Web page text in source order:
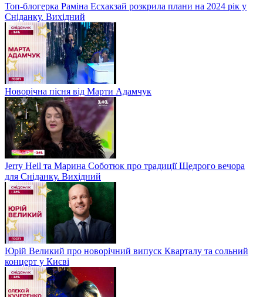
Топ-блогерка Раміна Есхакзай розкрила плани на 2024 рік у
Сніданку. Вихідний
Новорічна пісня від Марти Адамчук
Jerry Heil та Марина Соботюк про традиції Щедрого вечора
для Сніданку. Вихідний
Юрій Великий про новорічний випуск Кварталу та сольний
концерт у Києві